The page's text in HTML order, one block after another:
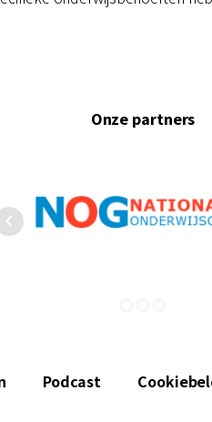
Onze partners
Podcast